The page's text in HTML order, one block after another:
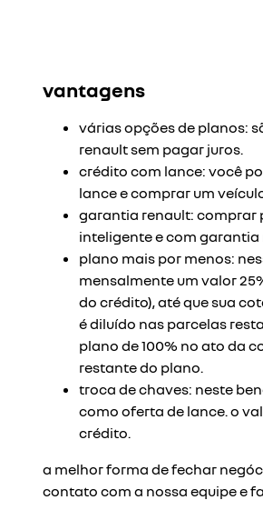
vantagens
várias opções de planos:
renault sem pagar juros.
crédito com lance: você
lance e comprar um
garantia renault: comprar
inteligente e com garantia
plano mais por menos:
mensalmente um valor
do crédito), até que sua
é diluído nas parcelas
plano de 100% no ato da
restante do plano.
troca de chaves: neste
como oferta de lance. o
crédito.
a melhor forma de fechar
contato com a nossa equipe e